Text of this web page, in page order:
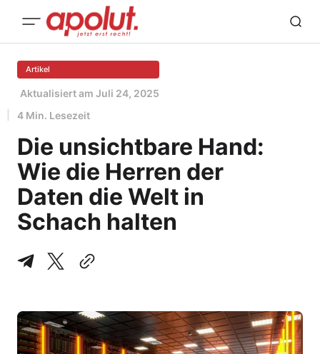
Artikel
Aktualisiert am Juli 24, 2025
4 Min. Lesezeit
Die unsichtbare Hand:
Wie die Herren der
Daten die Welt in
Schach halten